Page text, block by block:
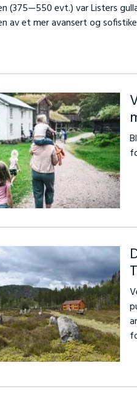
(375—550 evt.) var Listers
av et mer avansert og